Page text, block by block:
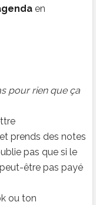
en
pour rien que ça
et prends des notes
pas que si le
être pas payé
ou ton